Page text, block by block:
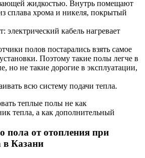
жидкостью. Внутрь помещают
сплава хрома и никеля, покрытый
кабель нагревает
полов постарались взять самое
Поэтому такие полы легче в
но не такие дорогие в эксплуатации,
всю систему подачи тепла.
теплые полы не как
тепла, а как дополнительный
пола от отопления при
в Казани